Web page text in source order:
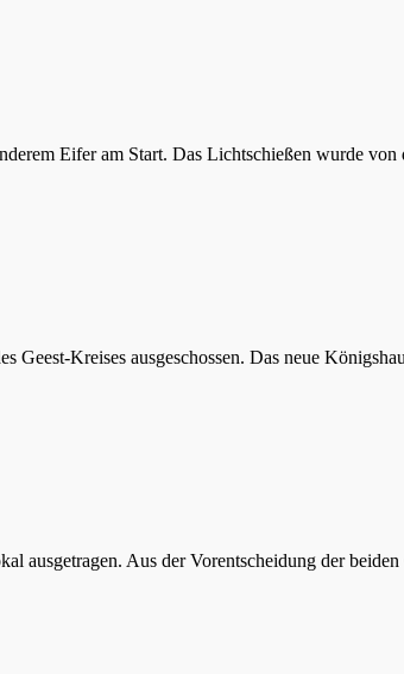
Eifer am Start. Das Lichtschießen wurde
Geest-Kreises ausgeschossen. Das neue
ausgetragen. Aus der Vorentscheidung der